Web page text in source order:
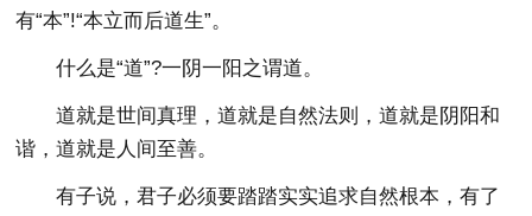
有“本”!“本立而后道生”。
什么是“道”?一阴一阳之谓道。
道就是世间真理，道就是自然法则，道就是阴阳和
谐，道就是人间至善。
有子说，君子必须要踏踏实实追求自然根本，有了